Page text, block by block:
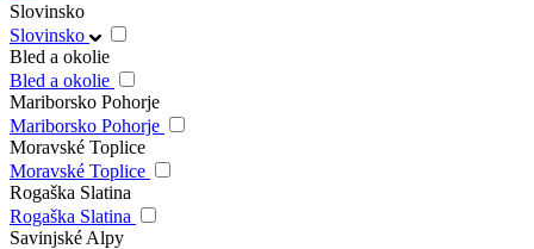
Slovinsko
Slovinsko
Bled a okolie
Bled a okolie
Mariborsko Pohorje
Mariborsko Pohorje
Moravské Toplice
Moravské Toplice
Rogaška Slatina
Rogaška Slatina
Savinjské Alpy